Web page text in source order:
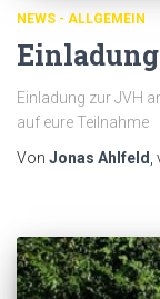
NEWS - ALLGEMEIN
Einladung zur JVH
auf eure Teilnahme
Von Jonas Ahlfeld